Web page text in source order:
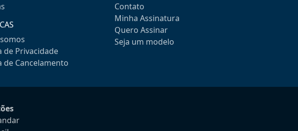
de Privacidade
de Cancelamento
Contato
Minha Assinatura
Quero Assinar
Seja um modelo